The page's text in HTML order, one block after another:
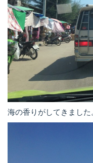
海の香りがしてきました。